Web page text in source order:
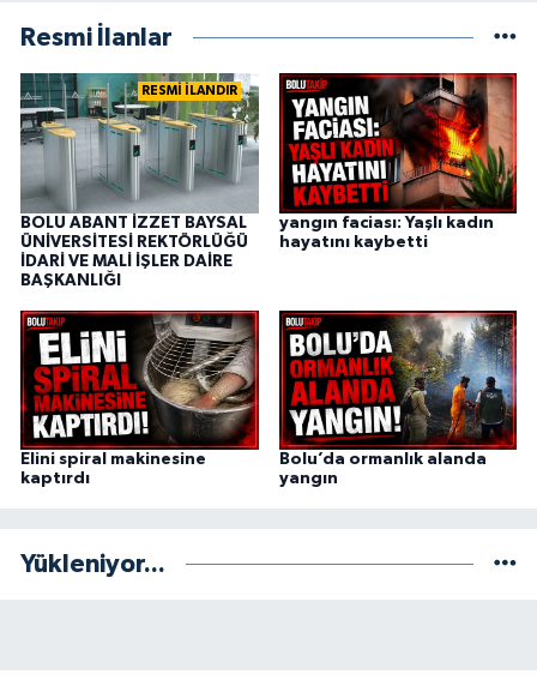
Resmi İlanlar
RESMİ İLANDIR
BOLU ABANT İZZET BAYSAL
ÜNİVERSİTESİ REKTÖRLÜĞÜ
İDARİ VE MALİ İŞLER DAİRE
BAŞKANLIĞI
yangın faciası: Yaşlı kadın
hayatını kaybetti
Elini spiral makinesine
kaptırdı
Bolu’da ormanlık alanda
yangın
Yükleniyor...